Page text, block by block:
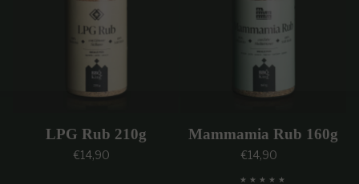
LPG Rub 210g
Prezzo regolare
€14,90
Mammamia Rub 160g
Prezzo regolare
€14,90